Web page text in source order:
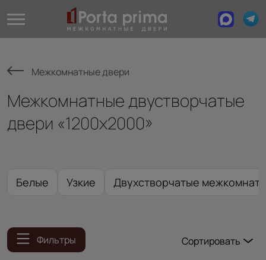
Межкомнатные двери
Межкомнатные двустворчатые
двери «1200х2000»
Белые Узкие Двухстворчатые
Фильтры
Сортировать